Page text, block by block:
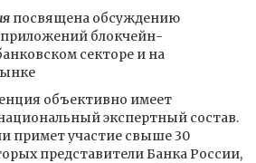
посвящена обсуждению
блокчейн-
секторе и на
объективно имеет
экспертный состав.
примет участие свыше 30
представители Банка России,